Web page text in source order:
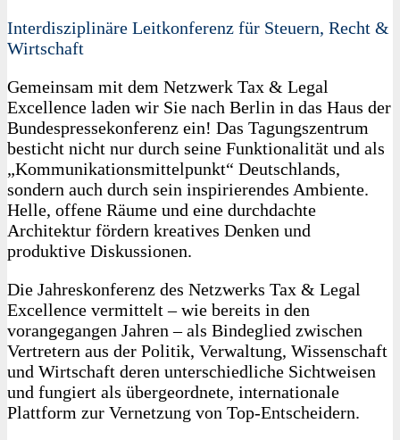
Interdisziplinäre Leitkonferenz für Steuern, Recht &
Wirtschaft
Gemeinsam mit dem Netzwerk Tax & Legal
Excellence laden wir Sie nach Berlin in das Haus der
Bundespressekonferenz ein! Das Tagungszentrum
besticht nicht nur durch seine Funktionalität und als
„Kommunikationsmittelpunkt“ Deutschlands,
sondern auch durch sein inspirierendes Ambiente.
Helle, offene Räume und eine durchdachte
Architektur fördern kreatives Denken und
produktive Diskussionen.
Die Jahreskonferenz des Netzwerks Tax & Legal
Excellence vermittelt – wie bereits in den
vorangegangen Jahren – als Bindeglied zwischen
Vertretern aus der Politik, Verwaltung, Wissenschaft
und Wirtschaft deren unterschiedliche Sichtweisen
und fungiert als übergeordnete, internationale
Plattform zur Vernetzung von Top-Entscheidern.